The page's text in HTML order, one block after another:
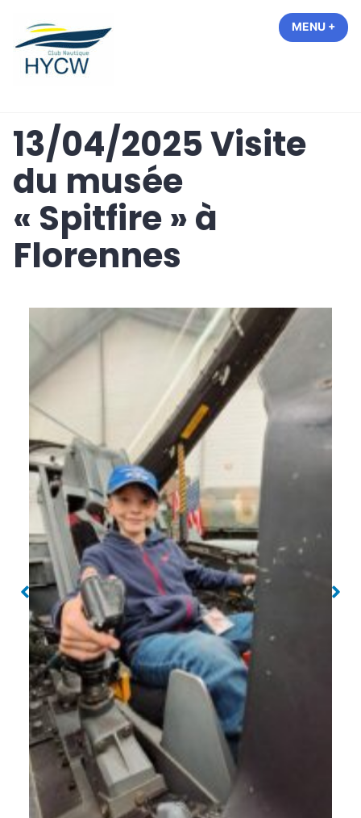
contenu
MENU +
13/04/2025 Visite
du musée
« Spitfire » à
Florennes